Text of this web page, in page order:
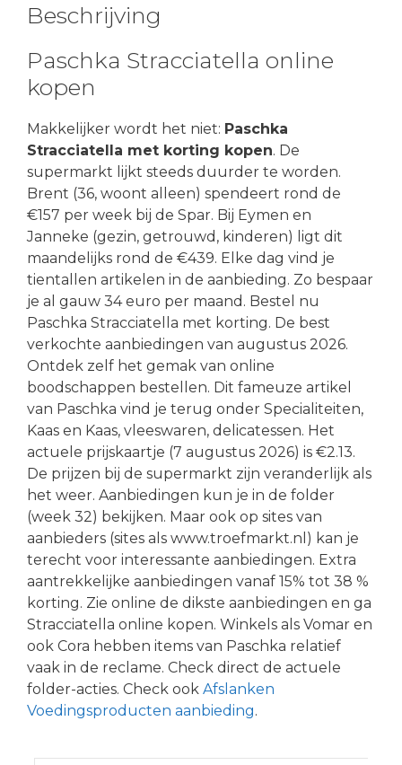
Beschrijving
Paschka Stracciatella online
kopen
Makkelijker wordt het niet: Paschka
Stracciatella met korting kopen. De
supermarkt lijkt steeds duurder te worden.
Brent (36, woont alleen) spendeert rond de
€157 per week bij de Spar. Bij Eymen en
Janneke (gezin, getrouwd, kinderen) ligt dit
maandelijks rond de €439. Elke dag vind je
tientallen artikelen in de aanbieding. Zo bespaar
je al gauw 34 euro per maand. Bestel nu
Paschka Stracciatella met korting. De best
verkochte aanbiedingen van augustus 2026.
Ontdek zelf het gemak van online
boodschappen bestellen. Dit fameuze artikel
van Paschka vind je terug onder Specialiteiten,
Kaas en Kaas, vleeswaren, delicatessen. Het
actuele prijskaartje (7 augustus 2026) is €2.13.
De prijzen bij de supermarkt zijn veranderlijk als
het weer. Aanbiedingen kun je in de folder
(week 32) bekijken. Maar ook op sites van
aanbieders (sites als www.troefmarkt.nl) kan je
terecht voor interessante aanbiedingen. Extra
aantrekkelijke aanbiedingen vanaf 15% tot 38 %
korting. Zie online de dikste aanbiedingen en ga
Stracciatella online kopen. Winkels als Vomar en
ook Cora hebben items van Paschka relatief
vaak in de reclame. Check direct de actuele
folder-acties. Check ook Afslanken
Voedingsproducten aanbieding.